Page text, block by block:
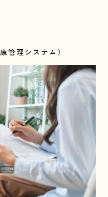
管理システム）